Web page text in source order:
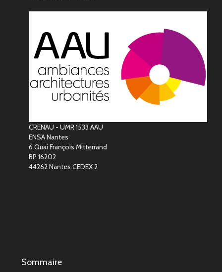
CRENAU - UMR 1533 AAU
ENSA Nantes
6 Quai François Mitterrand
BP 16202
44262 Nantes CEDEX 2
Sommaire